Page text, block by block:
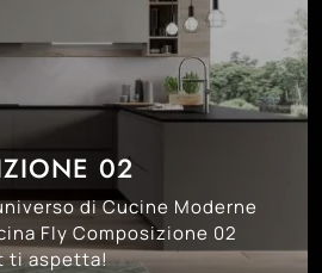
02
di Cucine Moderne
Fly Composizione 02
ti aspetta!